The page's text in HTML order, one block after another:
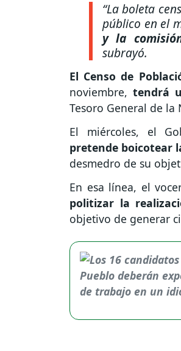
“La boleta
público en el
y la
subrayó.
El Censo de
noviembre,tendrá
Tesoro General de la
El miércoles, el
pretende boicotear
desmedro de su
En esa línea, el
politizar la
objetivo de generar